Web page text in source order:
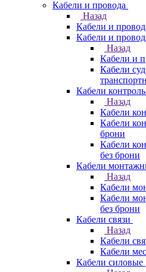
Кабели и провода
Назад
Кабели и
Кабели и
Назад
Кабели и
Кабели
Кабели
Назад
Кабели
Кабели
брони
Кабели
без брони
Кабели
Назад
Кабели
Кабели
без брони
Кабели связи
Назад
Кабели
Кабели
Кабели силовые